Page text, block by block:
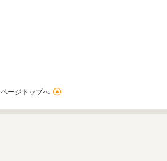
ページトップへ